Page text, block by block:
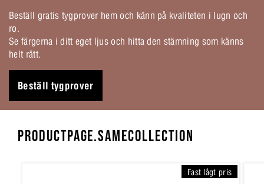
Beställ gratis tygprover hem och känn på kvaliteten i lugn och
ro.
Se färgerna i ditt eget ljus och hitta den stämning som känns
helt rätt.
Beställ tygprover
PRODUCTPAGE.SAMECOLLECTION
Fast lågt pris